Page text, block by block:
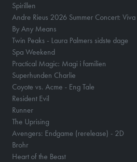
Spirillen
Andre Rieus 2026 Summer Concert:
By Any Means
Twin Peaks - Laura Palmers sidste dage
Spa Weekend
Practical Magic: Magi i familien
Superhunden Charlie
Coyote vs. Acme - Eng Tale
Resident Evil
Runner
The Uprising
Avengers: Endgame (rerelease) - 2D
Brohr
Heart of the Beast